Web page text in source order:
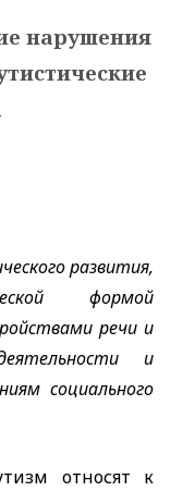
нарушения
развития,
формой
речи и
и
социального
относят к